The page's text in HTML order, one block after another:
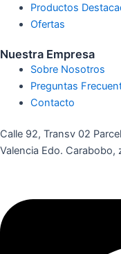
Productos
Ofertas
Nuestra Empresa
Sobre Nosotros
Preguntas
Contacto
Calle 92, Transv 02
Valencia Edo.